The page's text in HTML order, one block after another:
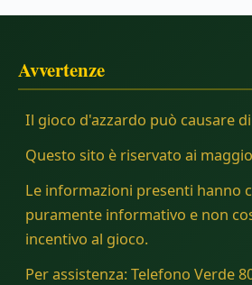
Avvertenze
Il gioco d'azzardo può causare
Questo sito è riservato ai
Le informazioni presenti hanno
puramente informativo e non
incentivo al gioco.
Per assistenza: Telefono Verde